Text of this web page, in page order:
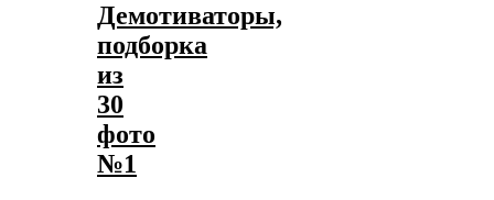
Демотиваторы,
подборка
из
30
фото
№1